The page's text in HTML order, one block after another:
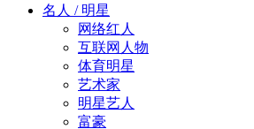
名人 / 明星
网络红人
互联网人物
体育明星
艺术家
明星艺人
富豪